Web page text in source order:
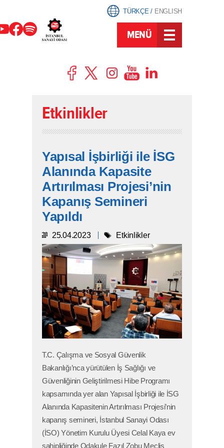
TÜRKÇE/ ENGLISH
MENÜ
Etkinlikler
Yapısal İşbirliği ile İSG
Alanında Kapasite
Artırılması Projesi’nin
Kapanış Semineri
Yapıldı
25.04.2023 Etkinlikler
T.C. Çalışma ve Sosyal Güvenlik
Bakanlığı’nca yürütülen İş Sağlığı ve
Güvenliğinin Geliştirilmesi Hibe Programı
kapsamında yer alan Yapısal İşbirliği ile İSG
Alanında Kapasitenin Artırılması Projesi’nin
kapanış semineri, İstanbul Sanayi Odası
(İSO) Yönetim Kurulu Üyesi Celal Kaya ev
sahipliğinde Odakule Fazıl Zobu Meclis